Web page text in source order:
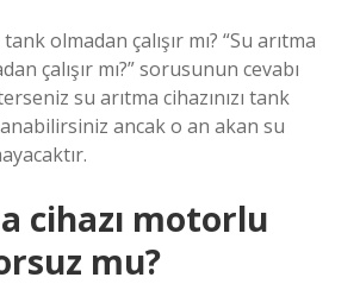
olmadan çalışır mı? “Su arıtma
çalışır mı?” sorusunun cevabı
su arıtma cihazınızı tank
ancak o an akan su
cihazı motorlu
mu?